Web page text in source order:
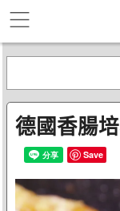
德國香腸
Save